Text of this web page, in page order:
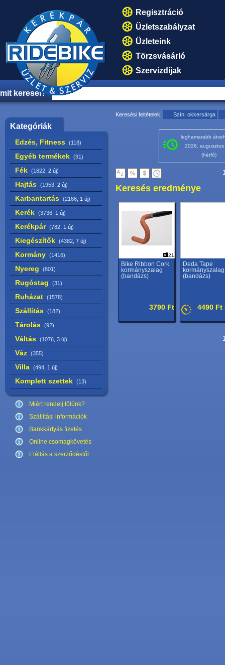
Regisztráció
Üzletszabályzat
Üzleteink
Törzsvásárló
Szervizdíjak
mit keresel?
Kategóriák
Edzés, Fitness (118)
Egyéb termékek (91)
Fék (1822, 2 új)
Hajtás (1953, 2 új)
Karbantartás (2166, 1 új)
Kerék (3736, 1 új)
Kerékpár (782, 1 új)
Kiegészítők (4382, 7 új)
Kormány (1416)
Nyereg (801)
Rugóstag (31)
Ruházat (1578)
Szállítás (182)
Tárolás (92)
Váltás (1076, 3 új)
Váz (355)
Villa (494, 1 új)
Komplett szettek (13)
Miért rendelj tőlünk?
Szállítási információk
Bankkártyás fizetés
Online csomagkövetés
Elállás a szerződéstől
Keresési feltételek: Szín: okkersárga
leghamarabb
2026. augusztus
(hétfő)
Keresés eredménye
21
Bike Ribbon Cork
kormányszalag
(bandázs)
3790 Ft
Deda Tape
kormányszalag
(bandázs)
4490 Ft